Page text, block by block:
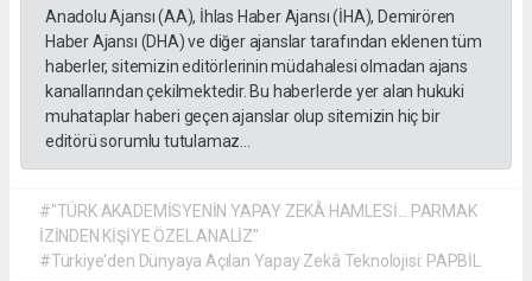
Anadolu Ajansı (AA), İhlas Haber Ajansı (İHA), Demirören
Haber Ajansı (DHA) ve diğer ajanslar tarafından eklenen tüm
haberler, sitemizin editörlerinin müdahalesi olmadan ajans
kanallarından çekilmektedir. Bu haberlerde yer alan hukuki
muhataplar haberi geçen ajanslar olup sitemizin hiç bir
editörü sorumlu tutulamaz...
#"TÜRK AKADEMİSYENİN YAPAY ZEKÂ HAMLESİ... PARMAK
İZİNDEN KİŞİYE ÖZEL ANALİZ"
#Türkiye'den Dünyaya Açılan Yapay Zekâ Teknolojisi: PAPBİL